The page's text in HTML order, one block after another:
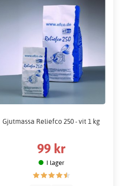
Gjutmassa Reliefco 250 - vit 1 kg
99 kr
I lager